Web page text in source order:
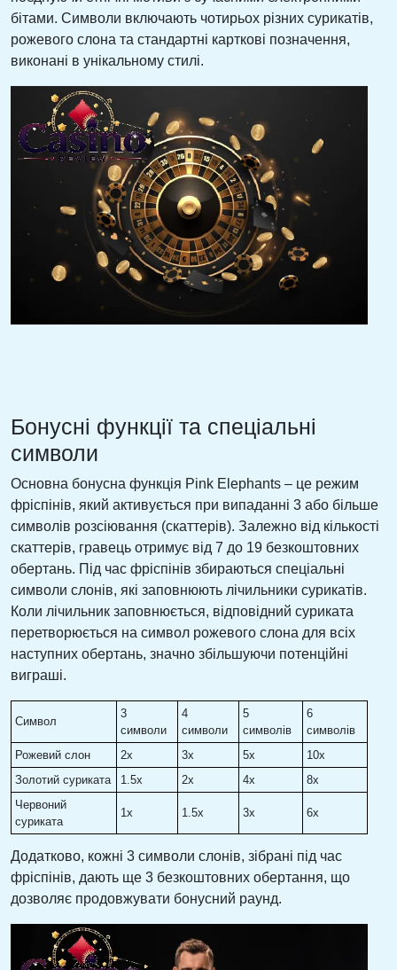
бітами. Символи включають чотирьох різних сурикатів,
рожевого слона та стандартні карткові позначення,
виконані в унікальному стилі.
Бонусні функції та спеціальні
символи
Основна бонусна функція Pink Elephants – це режим
фріспінів, який активується при випаданні 3 або більше
символів розсіювання (скаттерів). Залежно від кількості
скаттерів, гравець отримує від 7 до 19 безкоштовних
обертань. Під час фріспінів збираються спеціальні
символи слонів, які заповнюють лічильники сурикатів.
Коли лічильник заповнюється, відповідний суриката
перетворюється на символ рожевого слона для всіх
наступних обертань, значно збільшуючи потенційні
виграші.
Символ
3
символи
4
символи
5
символів
6
символів
Рожевий слон
2x 3x 5x
10x
Золотий суриката
1.5x 2x 4x
8x
Червоний
суриката
1x 1.5x 3x 6x
Додатково, кожні 3 символи слонів, зібрані під час
фріспінів, дають ще 3 безкоштовних обертання, що
дозволяє продовжувати бонусний раунд.